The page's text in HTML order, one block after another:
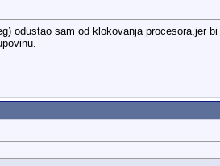
odustao sam od klokovanja procesora,jer